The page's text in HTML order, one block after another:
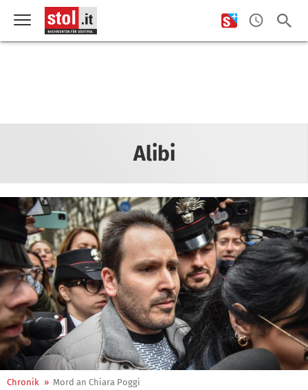
Alibi
Chronik » Mord an Chiara Poggi